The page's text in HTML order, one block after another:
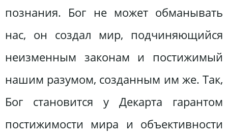
познания. Бог не может обманывать
нас, он создал мир, подчиняющийся
неизменным законам и постижимый
нашим разумом, созданным им же. Так,
Бог становится у Декарта гарантом
постижимости мира и объективности